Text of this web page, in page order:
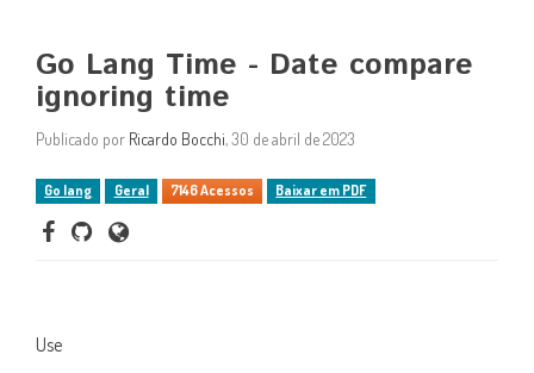
Go Lang Time - Date compare
ignoring time
Publicado por Ricardo Bocchi, 30 de abril de 2023
Go lang Geral 7146 Acessos Baixar em PDF
Use